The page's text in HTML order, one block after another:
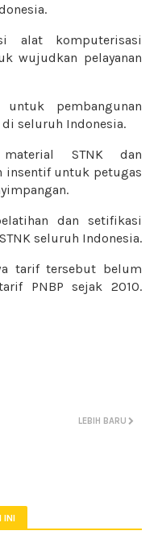
alat komputerisasi
wujudkan pelayanan
pembangunan
di seluruh Indonesia.
STNK dan
insentif untuk petugas
dan setifikasi
seluruh Indonesia.
tarif tersebut belum
PNBP sejak 2010.
LEBIH BARU
INI